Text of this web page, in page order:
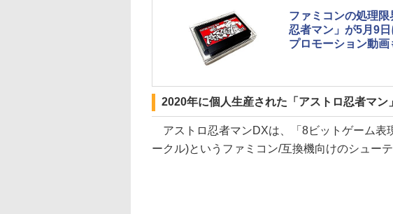
ファミコンの処理
忍者マン」が5月9
プロモーション動画
2020年に個人生産された「アストロ忍者マン
アストロ忍者マンDXは、「8ビットゲーム表
ークル)というファミコン/互換機向けのシューテ